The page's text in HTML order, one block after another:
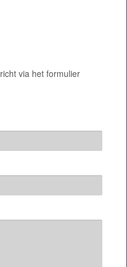
via het formulier